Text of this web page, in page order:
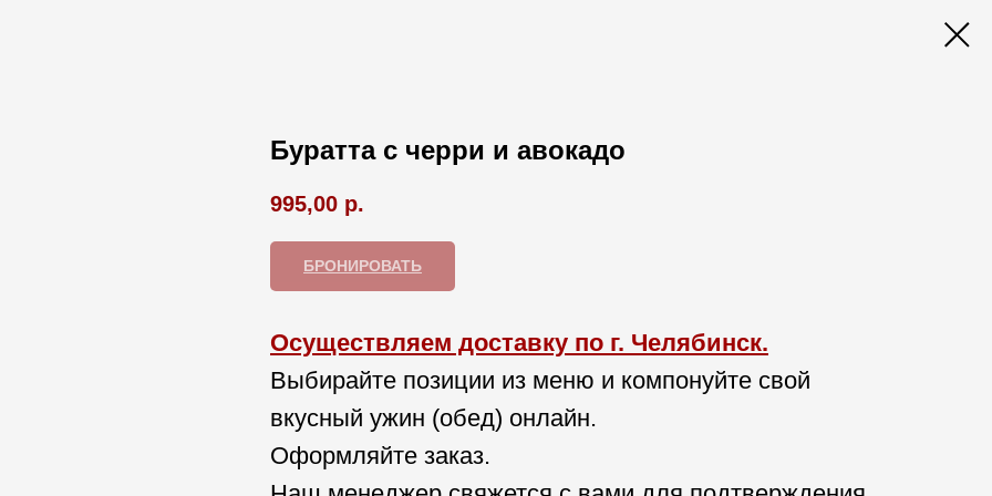
Буратта с черри и авокадо
995,00 р.
БРОНИРОВАТЬ
Осуществляем доставку по г. Челябинск.
Выбирайте позиции из меню и компонуйте свой
вкусный ужин (обед) онлайн.
Оформляйте заказ.